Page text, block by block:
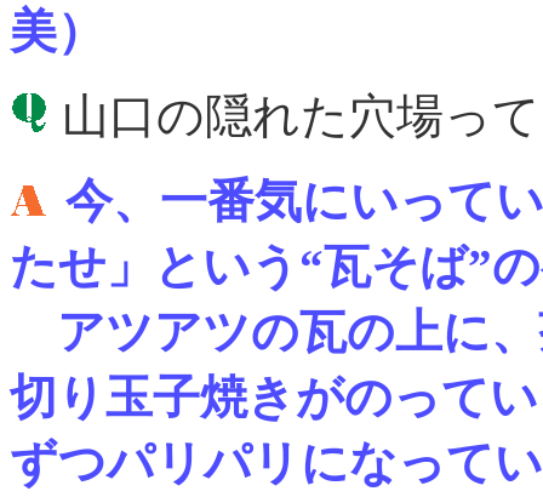
美）
山口の隠れた穴場っ
今、一番気にいって
たせ」という“瓦そば”
アツアツの瓦の上に
切り玉子焼きがのって
ずつパリパリになって